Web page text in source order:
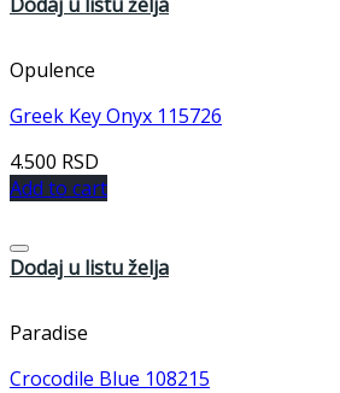
Opulence
Greek Key Onyx 115726
4.500 RSD
Add to cart
Dodaj u listu želja
Paradise
Crocodile Blue 108215